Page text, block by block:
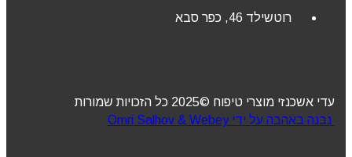
רוטשילד 46, כפר סבא
עדי אשכנזי מוצרי טיפוח ©2025 כל הזכויות שמורות
נבנה באהבה על ידי Omri Salhov & Webey